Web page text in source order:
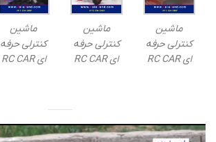
ماشین
کنترلی حرفه
ای RC CAR
ماشین
کنترلی حرفه
ای RC CAR
ماشین
کنترلی حرفه
ای RC CAR
نمایشگر